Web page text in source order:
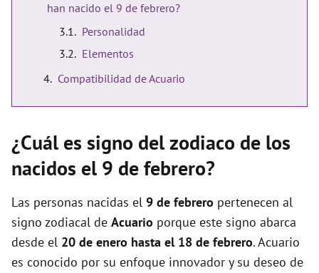
han nacido el 9 de febrero?
Personalidad
Elementos
Compatibilidad de Acuario
¿Cuál es signo del zodiaco de los
nacidos el 9 de febrero?
Las personas nacidas el 9 de febrero pertenecen al
signo zodiacal de Acuario porque este signo abarca
desde el 20 de enero hasta el 18 de febrero. Acuario
es conocido por su enfoque innovador y su deseo de